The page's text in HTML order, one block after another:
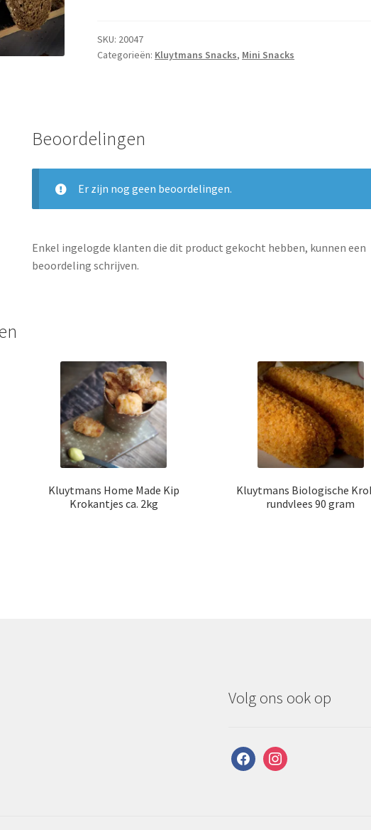
SKU: 20047
Categorieën: Kluytmans Snacks, Mini Snacks
Beoordelingen
Er zijn nog geen beoordelingen.
Enkel ingelogde klanten die dit product gekocht hebben, kunnen een
beoordeling schrijven.
Kluytmans Home Made Kip
Krokantjes ca. 2kg
Kluytmans Biologische
rundvlees 90 gram
Volg ons ook op
facebookinstagram